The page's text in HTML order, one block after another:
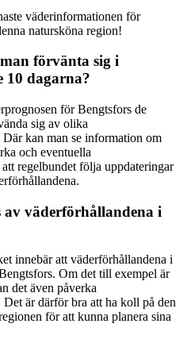
väderinformationen för
natursköna region!
förvänta sig i
10 dagarna?
för Bengtsfors de
sig av olika
kan man se information om
och eventuella
regelbundet följa uppdateringar
väderförhållandena i
innebär att väderförhållandena i
Om det till exempel är
det även påverka
är därför bra att ha koll på den
för att kunna planera sina